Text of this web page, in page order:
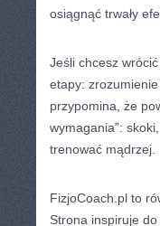
osiągnąć trwały
Jeśli chcesz
etapy:
przypomina, że
wymagania”:
trenować mądrzej.
FizjoCoach.pl to
Strona inspiruje